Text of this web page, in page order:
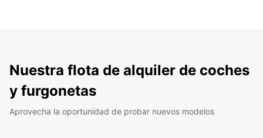
Nuestra flota de alquiler de coches
y furgonetas
Aprovecha la oportunidad de probar nuevos modelos